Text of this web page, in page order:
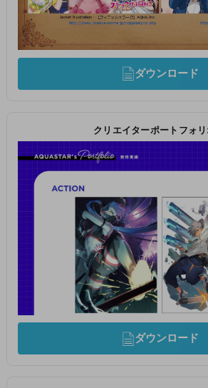
ダウンロード
クリエイターポートフォ
ダウンロード